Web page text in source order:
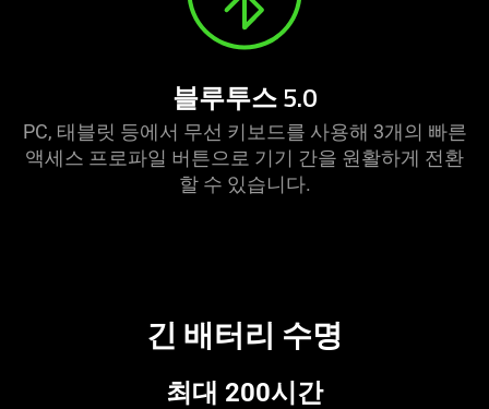
블루투스 5.0
PC, 태블릿 등에서 무선 키보드를 사용해 3개의 빠른
액세스 프로파일 버튼으로 기기 간을 원활하게 전환
할 수 있습니다.
긴 배터리 수명
최대 200시간